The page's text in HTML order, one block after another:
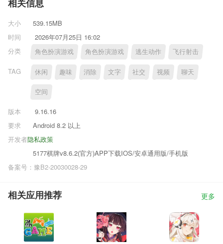
相关信息
大小
539.15MB
时间
2026年07月25日 16:02
分类
角色扮演游戏 角色扮演游戏 逃生动作 飞行射击
TAG 休闲 趣味 消除 文字 社交 视频 聊天
空间
版本
9.16.16
要求
Android 8.2 以上
隐私政策
开发者
5177棋牌v8.6.2(官方)APP下载IOS/安卓通用版/手机版
备案号：豫B2-20030028-29
相关应用推荐 更多